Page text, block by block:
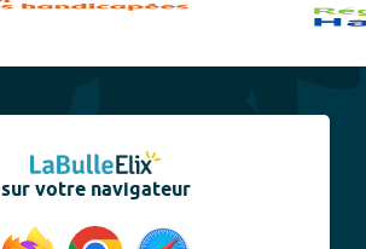
sur votre navigateur